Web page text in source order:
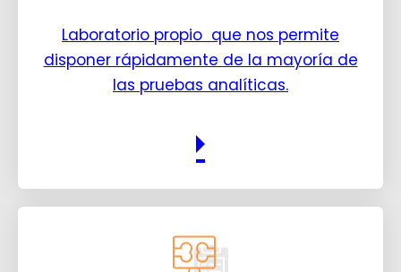
Laboratorio propio que nos permite
disponer rápidamente de la mayoría de
las pruebas analíticas.